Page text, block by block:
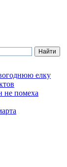
елку
не помеха